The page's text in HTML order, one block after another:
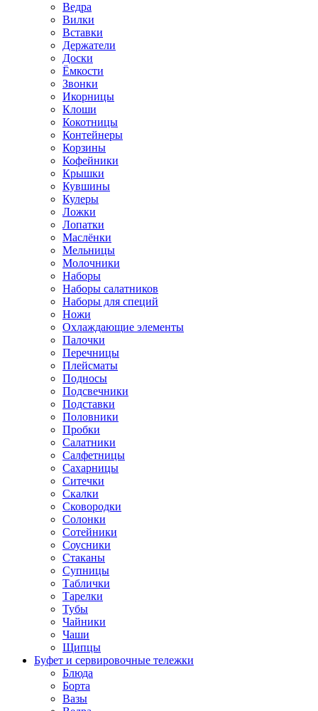
Ведра
Вилки
Вставки
Держатели
Доски
Ёмкости
Звонки
Икорницы
Клоши
Кокотницы
Контейнеры
Корзины
Кофейники
Крышки
Кувшины
Кулеры
Ложки
Лопатки
Маслёнки
Мельницы
Молочники
Наборы
Наборы салатников
Наборы для специй
Ножи
Охлаждающие элементы
Палочки
Перечницы
Плейсматы
Подносы
Подсвечники
Подставки
Половники
Пробки
Салатники
Салфетницы
Сахарницы
Ситечки
Скалки
Сковородки
Солонки
Сотейники
Соусники
Стаканы
Супницы
Таблички
Тарелки
Тубы
Чайники
Чаши
Щипцы
Буфет и сервировочные тележки
Блюда
Борта
Вазы